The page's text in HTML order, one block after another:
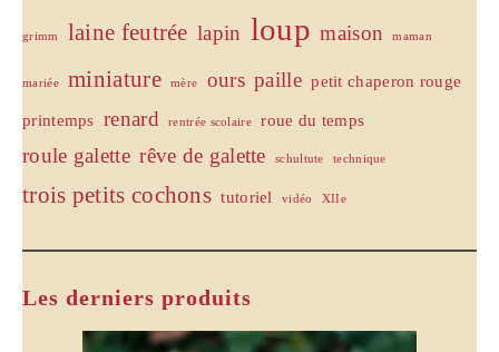
grimm laine feutrée lapin loup maison maman
mariée miniature mère ours paille petit chaperon rouge
printemps renard rentrée scolaire roue du temps
roule galette rêve de galette schultute technique
trois petits cochons tutoriel vidéo XIIe
Les derniers produits